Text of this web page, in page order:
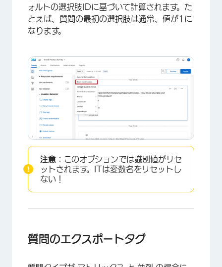
ォルトの選択肢IDに基づいて計算されます。た
とえば、質問の最初の選択肢は通常、値が1に
なります。
注意： このオプションでは識別値がリセ
ットされます。ITは変数名をリセットし
ない！
質問のエクスポートタグ